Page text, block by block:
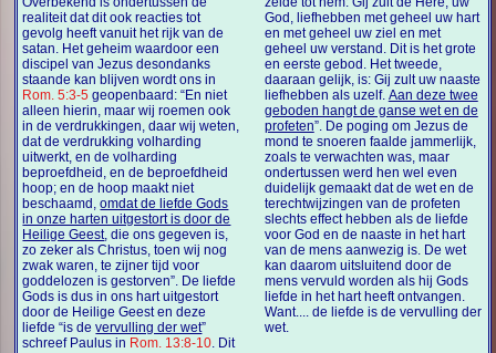
realiteit dat dit ook reacties tot
gevolg heeft vanuit het rijk van de
satan. Het geheim waardoor een
discipel van Jezus desondanks
staande kan blijven wordt ons in
Rom. 5:3-5 geopenbaard: “En niet
alleen hierin, maar wij roemen ook
in de verdrukkingen, daar wij weten,
dat de verdrukking volharding
uitwerkt, en de volharding
beproefdheid, en de beproefdheid
hoop; en de hoop maakt niet
beschaamd,omdat de liefde Gods
in onze harten uitgestort is door de
Heilige Geest, die ons gegeven is,
zo zeker als Christus, toen wij nog
zwak waren, te zijner tijd voor
goddelozen is gestorven”. De liefde
Gods is dus in ons hart uitgestort
door de Heilige Geest en deze
liefde “is devervulling der wet”
schreef Paulus in Rom. 13:8-10. Dit
God, liefhebben met geheel uw hart
en met geheel uw ziel en met
geheel uw verstand. Dit is het grote
en eerste gebod. Het tweede,
daaraan gelijk, is: Gij zult uw naaste
liefhebben als uzelf. Aan deze twee
geboden hangt de ganse wet en de
profeten”. De poging om Jezus de
mond te snoeren faalde jammerlijk,
zoals te verwachten was, maar
ondertussen werd hen wel even
duidelijk gemaakt dat de wet en de
terechtwijzingen van de profeten
slechts effect hebben als de liefde
voor God en de naaste in het hart
van de mens aanwezig is. De wet
kan daarom uitsluitend door de
mens vervuld worden als hij Gods
liefde in het hart heeft ontvangen.
Want.... de liefde is de vervulling der
wet.